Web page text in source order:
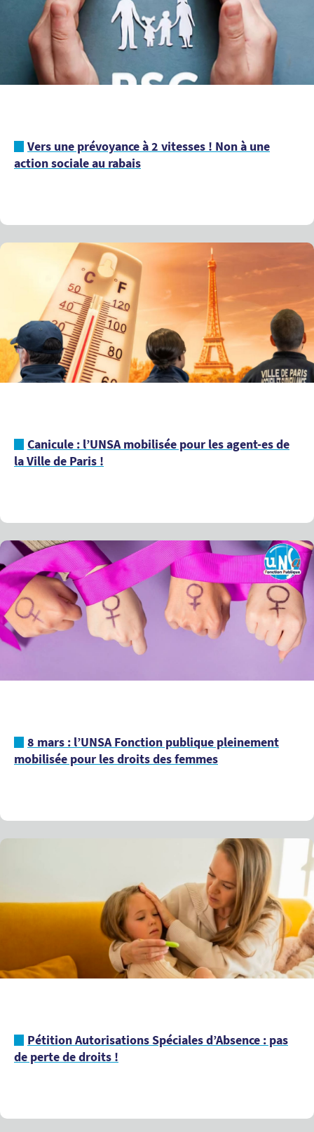
Vers une prévoyance à 2 vitesses ! Non à une
action sociale au rabais
Canicule : l’UNSA mobilisée pour les agent-es de
la Ville de Paris !
8 mars : l’UNSA Fonction publique pleinement
mobilisée pour les droits des femmes
Pétition Autorisations Spéciales d’Absence : pas
de perte de droits !